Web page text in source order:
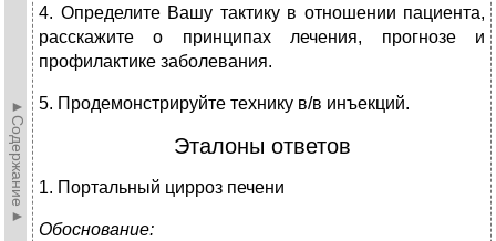
►Содержание►
4. Определите Вашу тактику в отношении пациента,
расскажите о принципах лечения, прогнозе и
профилактике заболевания.
5. Продемонстрируйте технику в/в инъекций.
Эталоны ответов
1. Портальный цирроз печени
Обоснование: